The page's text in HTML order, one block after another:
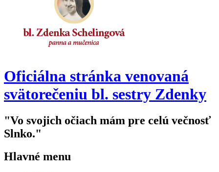
Oficiálna stránka venovaná
svätorečeniu bl. sestry Zdenky
"Vo svojich očiach mám pre celú večnosť
Slnko."
Hlavné menu